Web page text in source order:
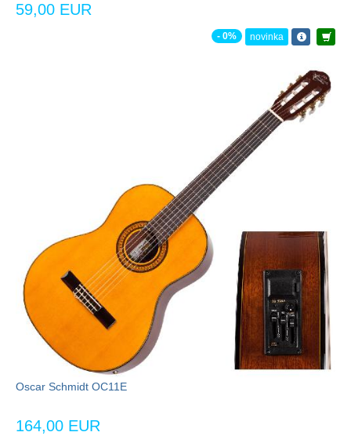
59,00 EUR
- 0% novinka
Oscar Schmidt OC11E
164,00 EUR